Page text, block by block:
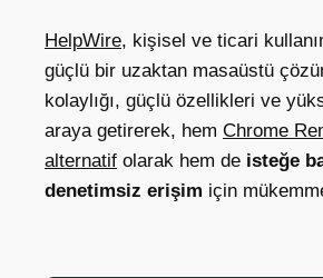
HelpWire, kişisel ve ticari
güçlü bir uzaktan masaüstü
kolaylığı, güçlü özellikleri ve
araya getirerek, hem Chrome
alternatif olarak hem de isteğe
denetimsiz erişim için